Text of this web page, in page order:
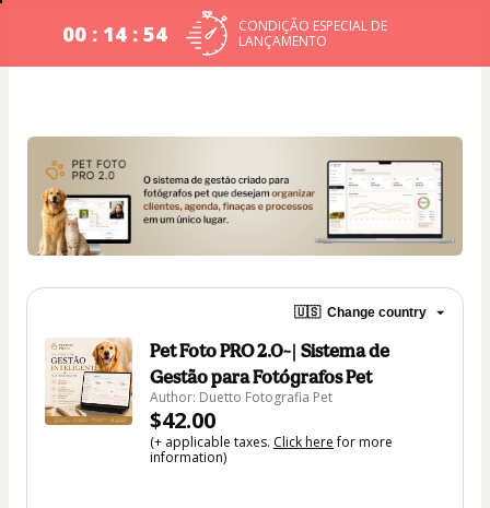
00 : 14 : 54
CONDIÇÃO ESPECIAL DE
LANÇAMENTO
🇺🇸 Change country
Pet Foto PRO 2.0~| Sistema de
Gestão para Fotógrafos Pet
Author: Duetto Fotografia Pet
$42.00
(+ applicable taxes. Click herefor more
information)